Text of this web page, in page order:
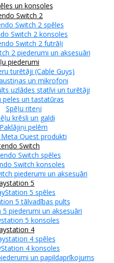
un konsoles
Switch 2
Switch 2 spēles
Switch 2 konsoles
Switch 2 futrāļi
2 piederumi un aksesuāri
piederumi
turētāji (Cable Guys)
un mikrofoni
uzlādes statīvi un turētāji
peles un tastatūras
Spēļu riteņi
krēsli un galdi
Paklājiņi pelēm
Meta Quest produkti
Switch
Switch spēles
Switch konsoles
piederumi un aksesuāri
5
5 spēles
5 tālvadības pults
5 piederumi un aksesuāri
5 konsoles
4
4 spēles
4 konsoles
un papildaprīkojums